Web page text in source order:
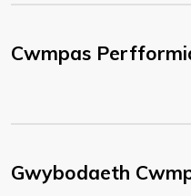
Cwmpas
Gwybodaeth